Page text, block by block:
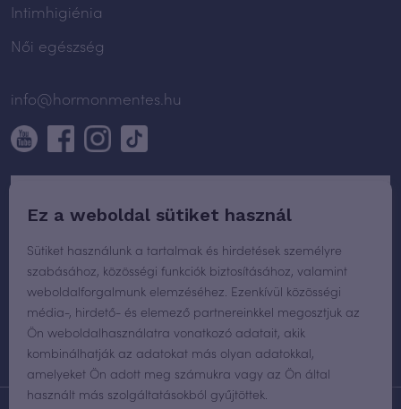
Ez a weboldal sütiket használ
Sütiket használunk a tartalmak és hirdetések személyre
szabásához, közösségi funkciók biztosításához, valamint
weboldalforgalmunk elemzéséhez. Ezenkívül közösségi
média-, hirdető- és elemező partnereinkkel megosztjuk az
Ön weboldalhasználatra vonatkozó adatait, akik
kombinálhatják az adatokat más olyan adatokkal,
amelyeket Ön adott meg számukra vagy az Ön által
használt más szolgáltatásokból gyűjtöttek.
Intimhigiénia
Női egészség
info@hormonmentes.hu
WEBOLDAL TERVEZÉS ÉS FEJLESZTÉS: PLUS CREATIVE AGENCY